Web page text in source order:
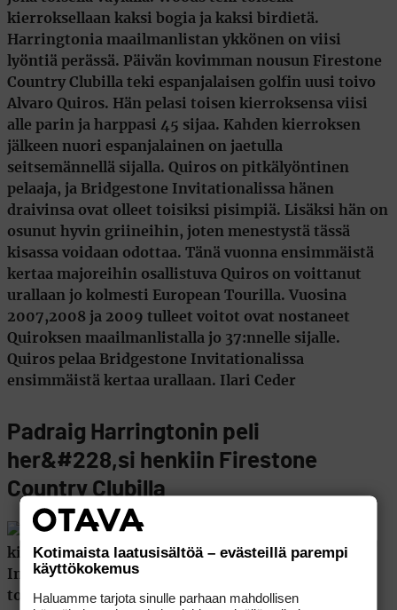
kierroksellaan kaksi bogia ja kaksi birdietä.
Harringtonia maailmanlistan ykkönen on viisi
lyöntiä perässä. Päivän kovimman nousun Firestone
Country Clubilla teki espanjalaisen golfin uusi toivo
Alvaro Quiros. Hän pelasi toisen kierroksensa viisi
alle parin ja harppasi 45 sijaa. Kahden kierroksen
jälkeen nuori espanjalainen on jaetulla
seitsemännellä sijalla. Quiros on pitkälyöntinen
pelaaja, ja Bridgestone Invitationalissa hänen
draivinsa ovat olleet toisiksi pisimpiä. Lisäksi hän on
osunut hyvin griineihin, joten menestystä tässä
kisassa voidaan odottaa. Tänä vuonna ensimmäistä
kertaa majoreihin osallistuva Quiros on voittanut
urallaan jo kolmesti European Tourilla. Vuosina
2007,2008 ja 2009 tulleet voitot ovat nostaneet
Quiroksen maailmanlistalla jo 37:nnelle sijalle.
Quiros pelaa Bridgestone Invitationalissa
ensimmäistä kertaa urallaan. Ilari Ceder
Padraig Harringtonin peli
her&#228,si henkiin Firestone
Country Clubilla
Kotimaista laatusisältöä – evästeillä parempi
käyttökokemus
Haluamme tarjota sinulle parhaan mahdollisen